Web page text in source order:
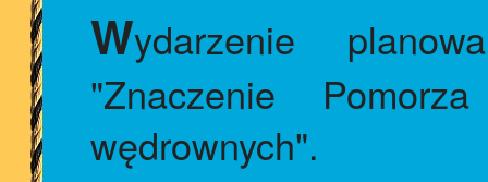
Wydarzenie
"Znaczenie
wędrownych".